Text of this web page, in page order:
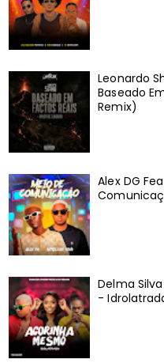
Leonardo
Baseado
Remix)
Alex DG
Delma
-